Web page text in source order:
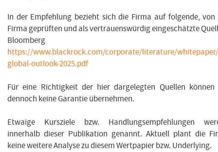
In der Empfehlung bezieht sich die Firma auf folgende, von
Firma geprüften und als vertrauenswürdig eingeschätzte
Bloomberg
https://www.blackrock.com/corporate/literature/
global-outlook-2025.pdf
Für eine Richtigkeit der hier dargelegten Quellen
dennoch keine Garantie übernehmen.
Etwaige Kursziele bzw. Handlungsempfehlungen
innerhalb dieser Publikation genannt. Aktuell plant die
keine weitere Analyse zu diesem Wertpapier bzw. Underlying.